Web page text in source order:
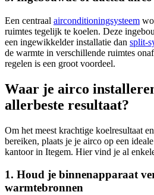
Een centraal airconditioningsysteem
ruimtes tegelijk te koelen. Deze
een ingewikkelder installatie dan split-
de warmte in verschillende ruimtes
regelen is een groot voordeel.
Waar je airco
allerbeste resultaat?
Om het meest krachtige koelresultaat
bereiken, plaats je je airco op een
kantoor in Itegem. Hier vind je al
1. Houd je binnenapparaat
warmtebronnen